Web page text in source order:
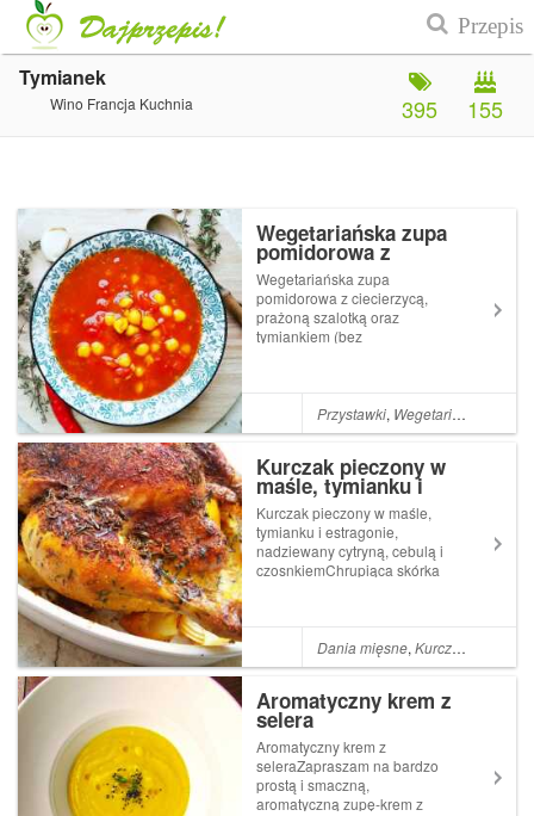
Tymianek
Wino Francja Kuchnia 155
395
Wegetariańska zupa
pomidorowa z
ciecierzycą, prażoną
szalotką oraz tymiankiem
(bez tłuszczu)
Wegetariańska zupa
pomidorowa z ciecierzycą,
prażoną szalotką oraz
tymiankiem (bez
po odlaniu dwóch chochelek
ugotowanej ciecierzycy z jej
przykład),...
Przystawki, Wegetariańskie
Kurczak pieczony w
maśle, tymianku i
estragonie, nadziewany
cytryną, cebulą i
czosnkiem
Kurczak pieczony w maśle,
tymianku i estragonie,
nadziewany cytryną, cebulą i
czosnkiemChrupiąca skórka
propozycja na uroczysty
obiad oraz kolację.Jednak
Dania mięsne,Kurczak
Aromatyczny krem z
selera
Aromatyczny krem z
seleraZapraszam na bardzo
prostą i smaczną,
aromatyczną zupę-krem z